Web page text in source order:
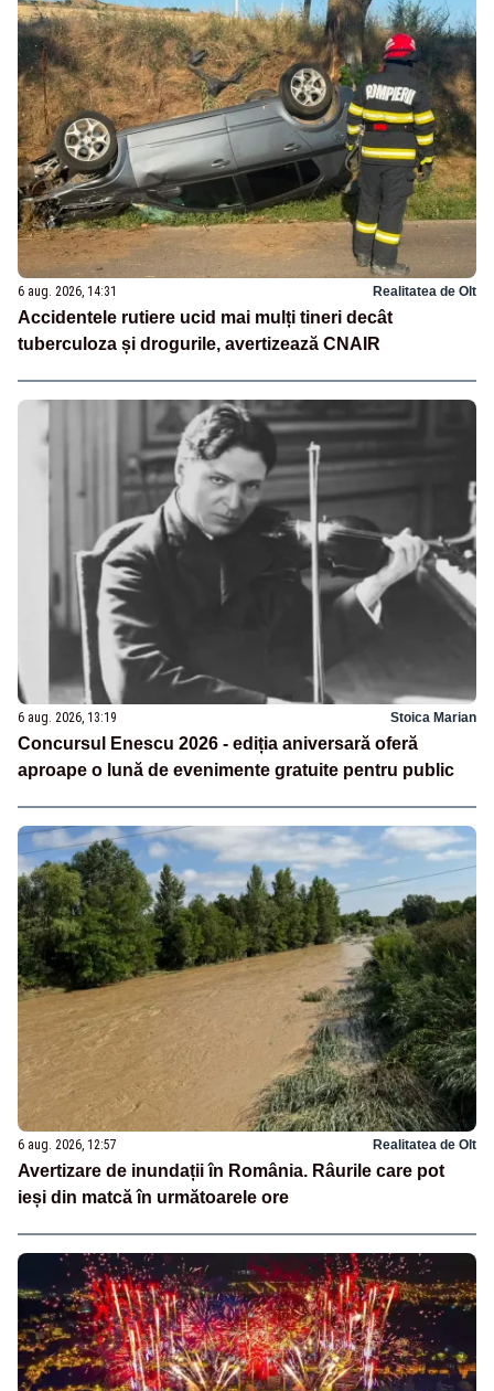
6 aug. 2026, 14:31 Realitatea de Olt
Accidentele rutiere ucid mai mulți tineri decât
tuberculoza și drogurile, avertizează CNAIR
6 aug. 2026, 13:19 Stoica Marian
Concursul Enescu 2026 - ediția aniversară oferă
aproape o lună de evenimente gratuite pentru public
6 aug. 2026, 12:57 Realitatea de Olt
Avertizare de inundații în România. Râurile care pot
ieși din matcă în următoarele ore